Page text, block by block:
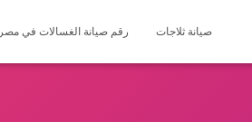
صيانة ثلاجات رقم صيانة الغسالات في مصر 01127571696